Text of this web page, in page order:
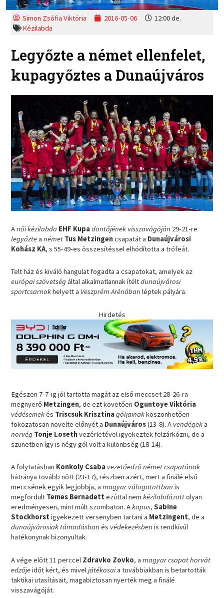
Simon Zsófia Viktória 2016-05-06
12:00 de.
Kézilabda
Legyőzte a német ellenfelet,
kupagyőztes a Dunaújváros
Anői kézilabda EHF Kupadöntőjének visszavágóján 29-21-re
legyőzteanémet Tus Metzingencsapatát a Dunaújvárosi
Kohász KA, s 55-49-es összesítéssel elhódította a trófeát.
Telt ház és kiváló hangulat fogadta a csapatokat, amelyek az
európai szövetségáltal alkalmatlannak ítéltdunaújvárosi
sportcsarnokhelyett a Veszprém Arénában léptek pályára.
Hirdetés
Egészen 7-7-ig jól tartotta magát az első meccset 28-26-ra
megnyerő Metzingen, de ezt követően Oguntoye Viktória
védéseinekés Triscsuk Krisztinagóljainakköszönhetően
fokozatosan növelte előnyét a Dunaújváros(13-8). A vendégeka
norvég Tonje Losethvezérletével igyekeztek felzárkózni, de a
szünetben így is négy gól volt a különbség (18-14).
A folytatásban Konkoly Csaba vezetőedző német csapatának
hátránya tovább nőtt (23-17), részben azért, mert a finálé első
meccsének egyik legjobbja, amagyar válogatottban is
megfordult Temes Bernadett ezúttal nemkézilabdázottolyan
eredményesen, mint múlt szombaton. Akapus,Sabine
Stockhorst igyekezett versenyben tartani a Metzingent, de a
dunaújvárosiak támadásban és védekezésben is rendkívül
hatékonynak bizonyultak.
A vége előtt 11 perccel Zdravko Zovko, amagyar csapat horvát
edzőjeidőt kért, és miveljátékosaia továbbiakban is betartották
taktikai utasításait, magabiztosan nyerték meg a finálé
visszavágóját.